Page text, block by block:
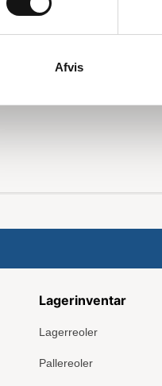
Afvis
være både brugervenlig
se indholdet, og den
Lagerinventar
Lagerreoler
Pallereoler